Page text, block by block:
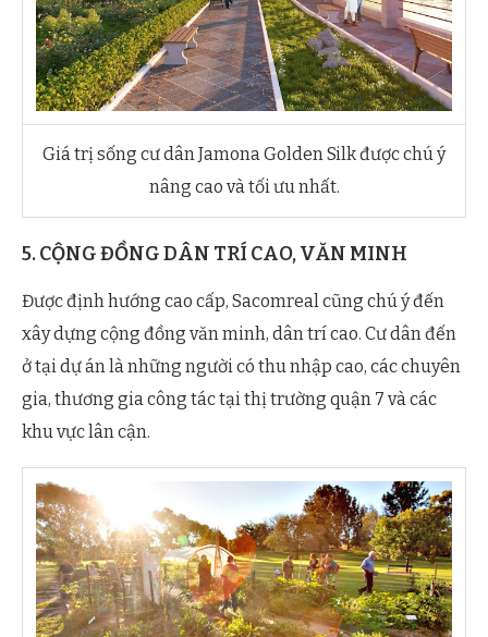
Giá trị sống cư dân Jamona Golden Silk được chú ý
nâng cao và tối ưu nhất.
5. CỘNG ĐỒNG DÂN TRÍ CAO, VĂN MINH
Được định hướng cao cấp, Sacomreal cũng chú ý đến
xây dựng cộng đồng văn minh, dân trí cao. Cư dân đến
ở tại dự án là những người có thu nhập cao, các chuyên
gia, thương gia công tác tại thị trường quận 7 và các
khu vực lân cận.